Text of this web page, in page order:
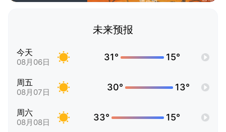
未来预报
今天
08月06日 31° 15°
周五
08月07日 30° 13°
周六
08月08日 33° 15°